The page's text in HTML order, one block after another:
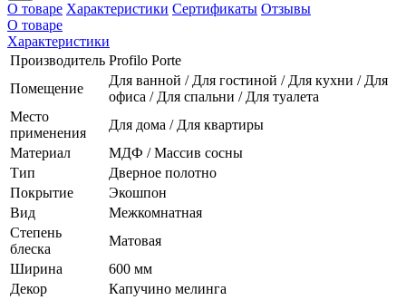
О товаре Характеристики Сертификаты Отзывы
О товаре
Характеристики
Производитель Profilo Porte
Помещение
Для ванной / Для гостиной / Для кухни / Для
офиса / Для спальни / Для туалета
Место
применения
Для дома / Для квартиры
Материал
МДФ / Массив сосны
Тип
Дверное полотно
Покрытие
Экошпон
Вид
Межкомнатная
Степень
блеска
Матовая
Ширина
600 мм
Декор
Капучино мелинга